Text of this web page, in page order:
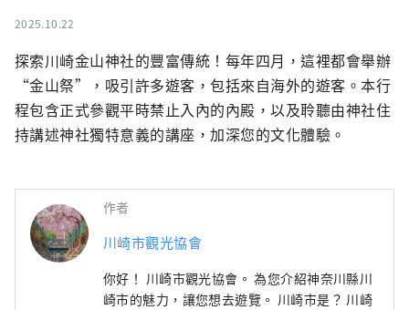
2025.10.22
探索川崎金山神社的豐富傳統！每年四月，這裡都會舉辦
“金山祭”，吸引許多遊客，包括來自海外的遊客。本行
程包含正式參觀平時禁止入內的內殿，以及聆聽由神社住
持講述神社獨特意義的講座，加深您的文化體驗。
作者
川崎市觀光協會
你好！ 川崎市觀光協會。 為您介紹神奈川縣川
崎市的魅力，讓您想去遊覽。 川崎市是？ 川崎